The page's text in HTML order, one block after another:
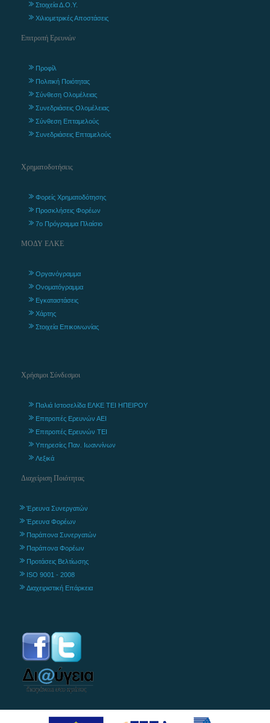
Στοιχεία Δ.Ο.Υ.
Χιλιομετρικές Αποστάσεις
Επιτροπή Ερευνών
Προφίλ
Πολιτική Ποιότητας
Σύνθεση Ολομέλειας
Συνεδριάσεις Ολομέλειας
Σύνθεση Επταμελούς
Συνεδριάσεις Επταμελούς
Χρηματοδοτήσεις
Φορείς Χρηματοδότησης
Προσκλήσεις Φορέων
7ο Πρόγραμμα Πλαίσιο
ΜΟΔΥ ΕΛΚΕ
Οργανόγραμμα
Ονοματόγραμμα
Εγκαταστάσεις
Χάρτης
Στοιχεία Επικοινωνίας
Χρήσιμοι Σύνδεσμοι
Παλιά Ιστοσελίδα ΕΛΚΕ ΤΕΙ ΗΠΕΙΡΟΥ
Επιτροπές Ερευνών ΑΕΙ
Επιτροπές Ερευνών ΤΕΙ
Υπηρεσίες Παν. Ιωαννίνων
Λεξικά
Διαχείριση Ποιότητας
Έρευνα Συνεργατών
Έρευνα Φορέων
Παράπονα Συνεργατών
Παράπονα Φορέων
Προτάσεις Βελτίωσης
ISO 9001 - 2008
Διαχειριστική Επάρκεια